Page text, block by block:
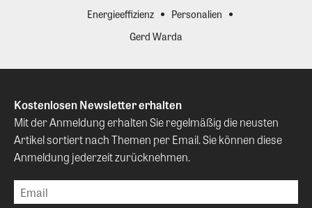
Energieeffizienz
Personalien
Gerd Warda
Kostenlosen Newsletter erhalten
Mit der Anmeldung erhalten Sie regelmäßig die neusten
Artikel sortiert nach Themen per Email. Sie können diese
Anmeldung jederzeit zurücknehmen.